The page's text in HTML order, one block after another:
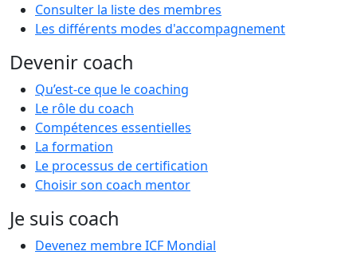
Consulter la liste des membres
Les différents modes d'accompagnement
Devenir coach
Qu’est-ce que le coaching
Le rôle du coach
Compétences essentielles
La formation
Le processus de certification
Choisir son coach mentor
Je suis coach
Devenez membre ICF Mondial